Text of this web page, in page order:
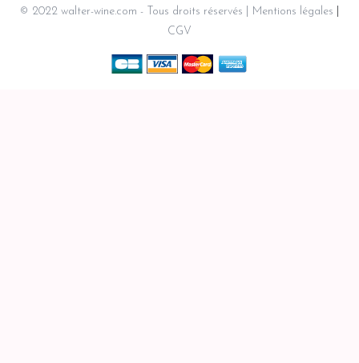
© 2022 walter-wine.com - Tous droits réservés
Mentions légales
CGV